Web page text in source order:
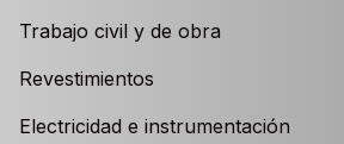
Trabajo civil y de obra
Revestimientos
Electricidad e instrumentación